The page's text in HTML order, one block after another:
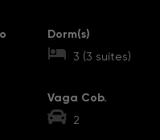
Dorm(s)
3 (3 suítes)
Vaga Cob.
2